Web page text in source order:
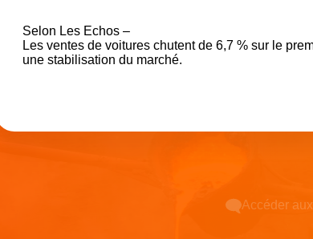
Selon Les Echos –
Les ventes de voitures chutent de 6,7 % sur le
une stabilisation du marché.
Accéder